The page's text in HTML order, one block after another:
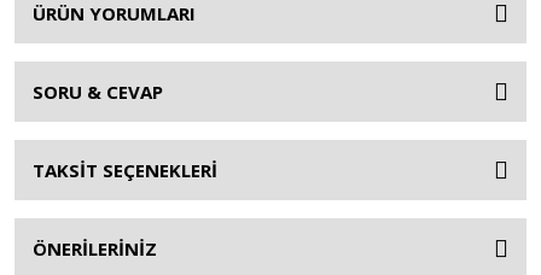
ÜRÜN YORUMLARI
SORU & CEVAP
TAKSİT SEÇENEKLERİ
ÖNERİLERİNİZ